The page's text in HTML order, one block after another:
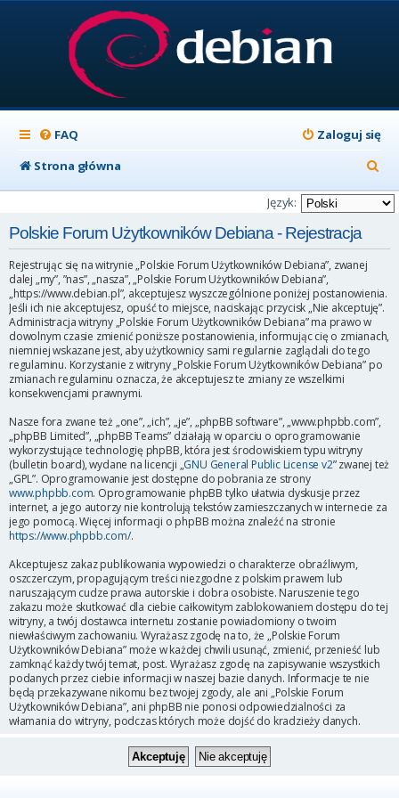
FAQ
Zaloguj się
Strona główna
z
u
j
Język:
Polskie Forum Użytkowników Debiana - Rejestracja
Rejestrując się na witrynie „Polskie Forum Użytkowników Debiana”, zwanej
dalej „my”, ”nas”, „nasza”, „Polskie Forum Użytkowników Debiana”,
„https://www.debian.pl”, akceptujesz wyszczególnione poniżej postanowienia.
Jeśli ich nie akceptujesz, opuść to miejsce, naciskając przycisk „Nie akceptuję”.
Administracja witryny „Polskie Forum Użytkowników Debiana” ma prawo w
dowolnym czasie zmienić poniższe postanowienia, informując cię o zmianach,
niemniej wskazane jest, aby użytkownicy sami regularnie zaglądali do tego
regulaminu. Korzystanie z witryny „Polskie Forum Użytkowników Debiana” po
zmianach regulaminu oznacza, że akceptujesz te zmiany ze wszelkimi
konsekwencjami prawnymi.
Nasze fora zwane też „one”, „ich”, „je”, „phpBB software”, „www.phpbb.com”,
„phpBB Limited”, „phpBB Teams” działają w oparciu o oprogramowanie
wykorzystujące technologię phpBB, która jest środowiskiem typu witryny
(bulletin board), wydane na licencji „GNU General Public License v2” zwanej też
„GPL”. Oprogramowanie jest dostępne do pobrania ze strony
www.phpbb.com. Oprogramowanie phpBB tylko ułatwia dyskusje przez
internet, a jego autorzy nie kontrolują tekstów zamieszczanych w internecie za
jego pomocą. Więcej informacji o phpBB można znaleźć na stronie
https://www.phpbb.com/.
Akceptujesz zakaz publikowania wypowiedzi o charakterze obraźliwym,
oszczerczym, propagującym treści niezgodne z polskim prawem lub
naruszającym cudze prawa autorskie i dobra osobiste. Naruszenie tego
zakazu może skutkować dla ciebie całkowitym zablokowaniem dostępu do tej
witryny, a twój dostawca internetu zostanie powiadomiony o twoim
niewłaściwym zachowaniu. Wyrażasz zgodę na to, że „Polskie Forum
Użytkowników Debiana” może w każdej chwili usunąć, zmienić, przenieść lub
zamknąć każdy twój temat, post. Wyrażasz zgodę na zapisywanie wszystkich
podanych przez ciebie informacji w naszej bazie danych. Informacje te nie
będą przekazywane nikomu bez twojej zgody, ale ani „Polskie Forum
Użytkowników Debiana”, ani phpBB nie ponosi odpowiedzialności za
włamania do witryny, podczas których może dojść do kradzieży danych.